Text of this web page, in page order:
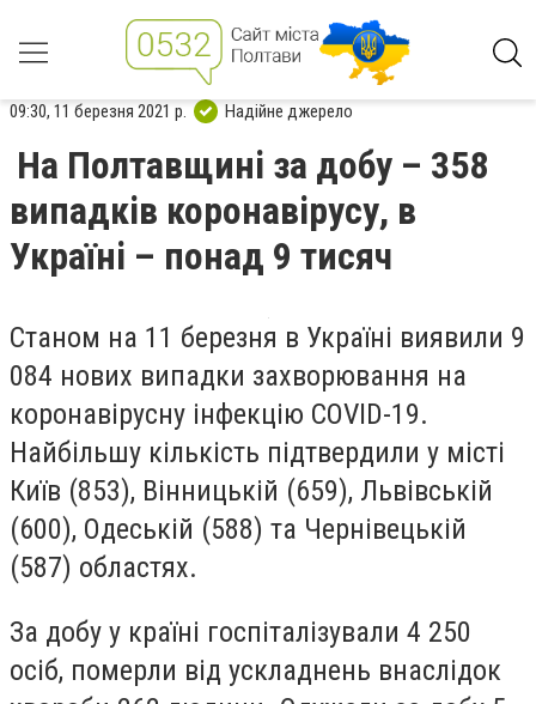
09:30, 11 березня 2021 р. Надійне джерело
На Полтавщині за добу – 358
випадків коронавірусу, в
Україні – понад 9 тисяч
Станом на 11 березня в Україні виявили 9
084 нових випадки захворювання на
коронавірусну інфекцію COVID-19.
Найбільшу кількість підтвердили у місті
Київ (853), Вінницькій (659), Львівській
(600), Одеській (588) та Чернівецькій
(587) областях.
За добу у країні госпіталізували 4 250
осіб, померли від ускладнень внаслідок